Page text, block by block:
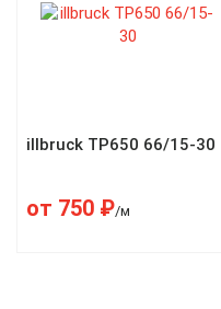
illbruck TP650 66/15-30
от 750 ₽/м